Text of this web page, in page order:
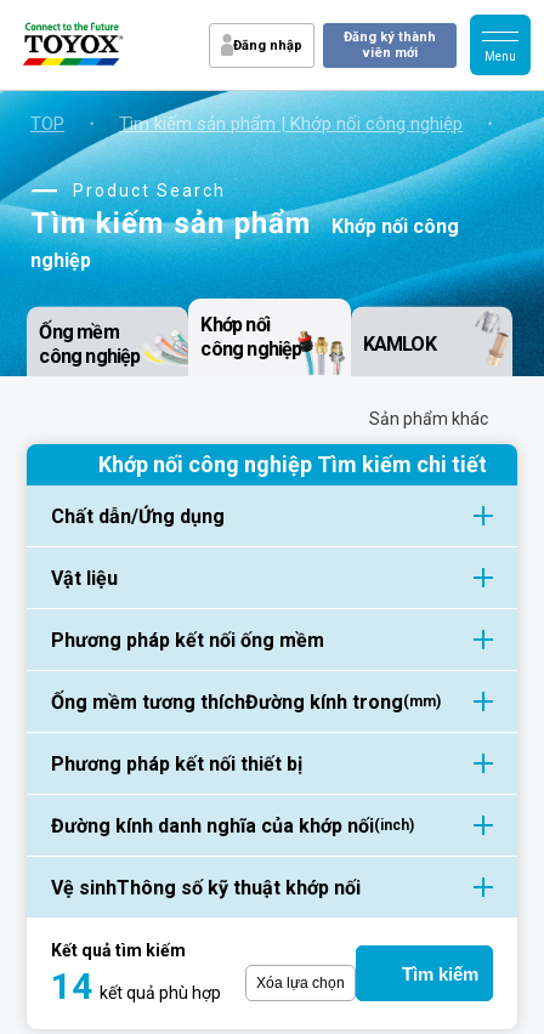
Đăng nhập
Đăng ký thành
viên mới
TOP ・ Tìm kiếm sản phẩm | Khớp nối công nghiệp ・
Product Search
Tìm kiếm sản phẩm
Khớp nối công
nghiệp
Ống mềm
công nghiệp
Khớp nối
công nghiệp
KAMLOK
Sản phẩm khác
Khớp nối công nghiệp Tìm kiếm chi tiết
Chất dẫn/Ứng dụng
Vật liệu
Phương pháp kết nối ống mềm
Ống mềm tương thíchĐường kính trong(mm)
Phương pháp kết nối thiết bị
Đường kính danh nghĩa của khớp nối(inch)
Vệ sinhThông số kỹ thuật khớp nối
Kết quả tìm kiếm
14 kết quả phù hợp Xóa lựa chọn Tìm kiếm